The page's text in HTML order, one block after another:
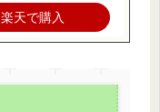
楽天で購入